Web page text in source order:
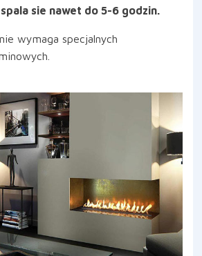
sie nawet do 5-6 godzin.
wymaga specjalnych